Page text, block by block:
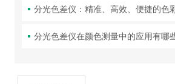
分光色差仪：精准、高效、便捷的色
分光色差仪在颜色测量中的应用有哪